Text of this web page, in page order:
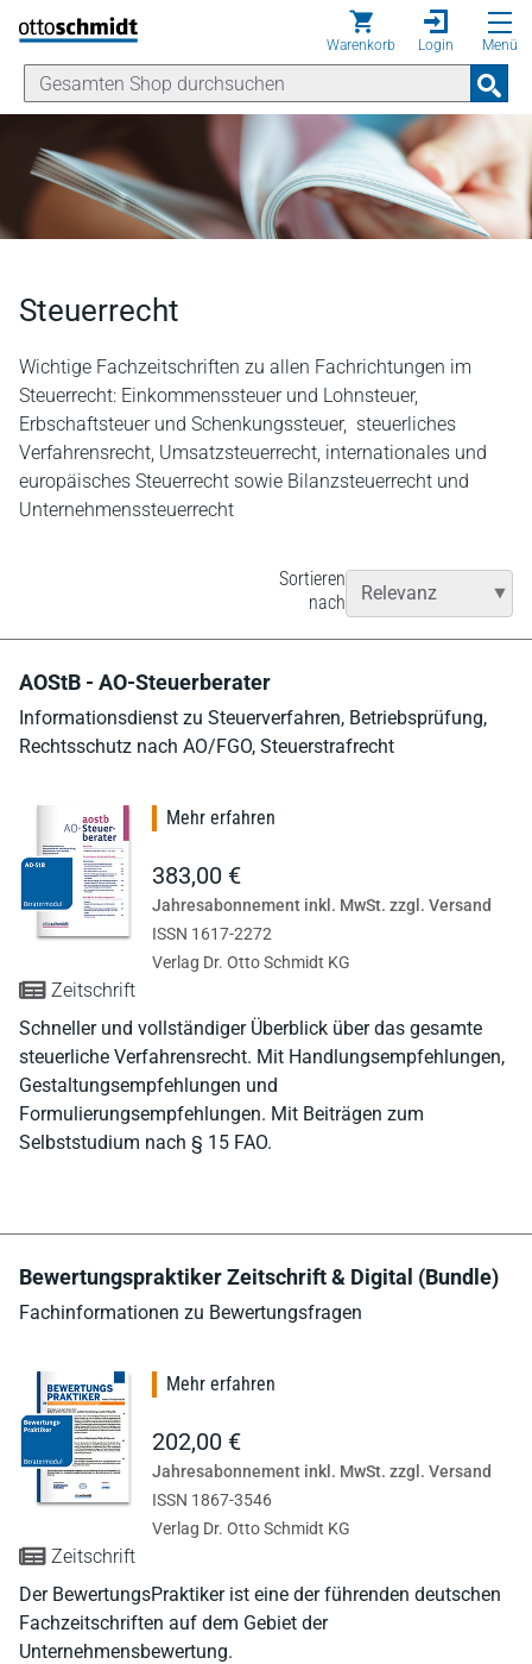
Direkt zum Inhalt
Warenkorb Login Menü
Steuerrecht
Wichtige Fachzeitschriften zu allen Fachrichtungen im
Steuerrecht: Einkommenssteuer und Lohnsteuer,
Erbschaftsteuer und Schenkungssteuer, steuerliches
Verfahrensrecht, Umsatzsteuerrecht, internationales und
europäisches Steuerrecht sowie Bilanzsteuerrecht und
Unternehmenssteuerrecht
Sortieren
nach
AOStB - AO-Steuerberater
Informationsdienst zu Steuerverfahren, Betriebsprüfung,
Rechtsschutz nach AO/FGO, Steuerstrafrecht
Zeitschrift
Schneller und vollständiger Überblick über das gesamte
steuerliche Verfahrensrecht. Mit Handlungsempfehlungen,
Gestaltungsempfehlungen und
Formulierungsempfehlungen. Mit Beiträgen zum
Selbststudium nach § 15 FAO.
Mehr erfahren
383,00 €
Jahresabonnement inkl. MwSt. zzgl. Versand
ISSN 1617-2272
Verlag Dr. Otto Schmidt KG
Bewertungspraktiker Zeitschrift & Digital (Bundle)
Fachinformationen zu Bewertungsfragen
Zeitschrift
Der BewertungsPraktiker ist eine der führenden deutschen
Fachzeitschriften auf dem Gebiet der
Unternehmensbewertung.
Mehr erfahren
202,00 €
Jahresabonnement inkl. MwSt. zzgl. Versand
ISSN 1867-3546
Verlag Dr. Otto Schmidt KG